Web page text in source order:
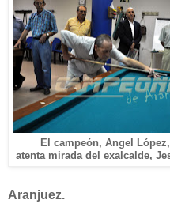
El campeón, Angel
atenta mirada del exalcalde,
Aranjuez.